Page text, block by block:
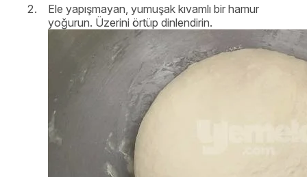
Ele yapışmayan, yumuşak kıvamlı bir hamur
yoğurun. Üzerini örtüp dinlendirin.